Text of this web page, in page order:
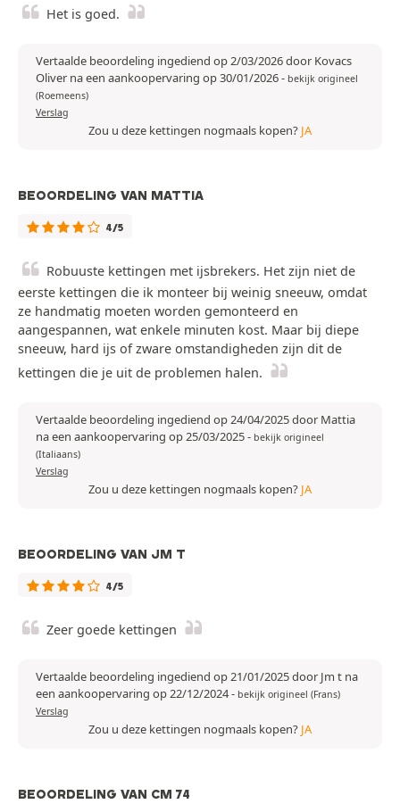
Het is goed.
Vertaalde beoordeling ingediend op 2/03/2026 door Kovacs
Oliver na een aankoopervaring op 30/01/2026- bekijk origineel
(Roemeens)
Verslag
Zou u deze kettingen nogmaals kopen? JA
BEOORDELING VAN MATTIA
4/5
Robuuste kettingen met ijsbrekers. Het zijn niet de
eerste kettingen die ik monteer bij weinig sneeuw, omdat
ze handmatig moeten worden gemonteerd en
aangespannen, wat enkele minuten kost. Maar bij diepe
sneeuw, hard ijs of zware omstandigheden zijn dit de
kettingen die je uit de problemen halen.
Vertaalde beoordeling ingediend op 24/04/2025 door Mattia
na een aankoopervaring op 25/03/2025- bekijk origineel
(Italiaans)
Verslag
Zou u deze kettingen nogmaals kopen? JA
BEOORDELING VAN JM T
4/5
Zeer goede kettingen
Vertaalde beoordeling ingediend op 21/01/2025 door Jm t na
een aankoopervaring op 22/12/2024- bekijk origineel (Frans)
Verslag
Zou u deze kettingen nogmaals kopen? JA
BEOORDELING VAN CM 74